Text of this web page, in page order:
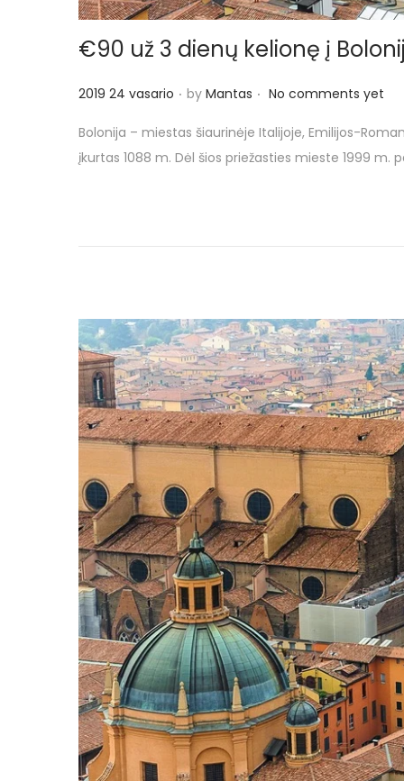
€90 už 3 dienų kelionę į
P
s
t
2019 24 vasario . by Mantas . No comments yet
Bolonija – miestas šiaurinėje Italijoje, Emilijos-
įkurtas 1088 m. Dėl šios priežasties mieste 1999 m.